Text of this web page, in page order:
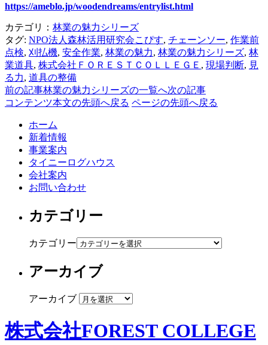
https://ameblo.jp/woodendreams/entrylist.html
カテゴリ： 林業の魅力シリーズ
タグ: NPO法人森林活用研究会こぴす, チェーンソー, 作業前
点検, 刈払機, 安全作業, 林業の魅力, 林業の魅力シリーズ, 林
業道具, 株式会社ＦＯＲＥＳＴＣＯＬＬＥＧＥ , 現場判断, 見
る力, 道具の整備
前の記事林業の魅力シリーズの一覧へ次の記事
コンテンツ本文の先頭へ戻る ページの先頭へ戻る
ホーム
新着情報
事業案内
タイニーログハウス
会社案内
お問い合わせ
カテゴリー
カテゴリー
アーカイブ
アーカイブ
株式会社FOREST COLLEGE